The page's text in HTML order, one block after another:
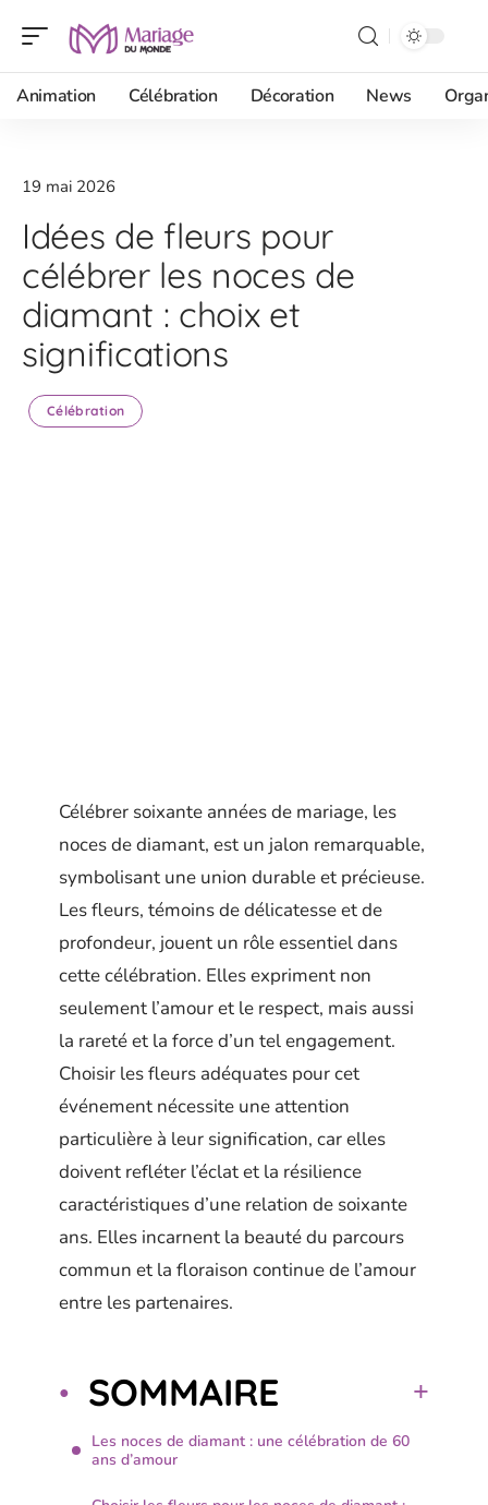
Animation Célébration Décoration News
19 mai 2026
Idées de fleurs pour
célébrer les noces de
diamant : choix et
significations
Célébration
Célébrer soixante années de mariage, les
noces de diamant, est un jalon remarquable,
symbolisant une union durable et précieuse.
Les fleurs, témoins de délicatesse et de
profondeur, jouent un rôle essentiel dans
cette célébration. Elles expriment non
seulement l’amour et le respect, mais aussi
la rareté et la force d’un tel engagement.
Choisir les fleurs adéquates pour cet
événement nécessite une attention
particulière à leur signification, car elles
doivent refléter l’éclat et la résilience
caractéristiques d’une relation de soixante
ans. Elles incarnent la beauté du parcours
commun et la floraison continue de l’amour
entre les partenaires.
SOMMAIRE
Les noces de diamant : une célébration de 60
ans d’amour